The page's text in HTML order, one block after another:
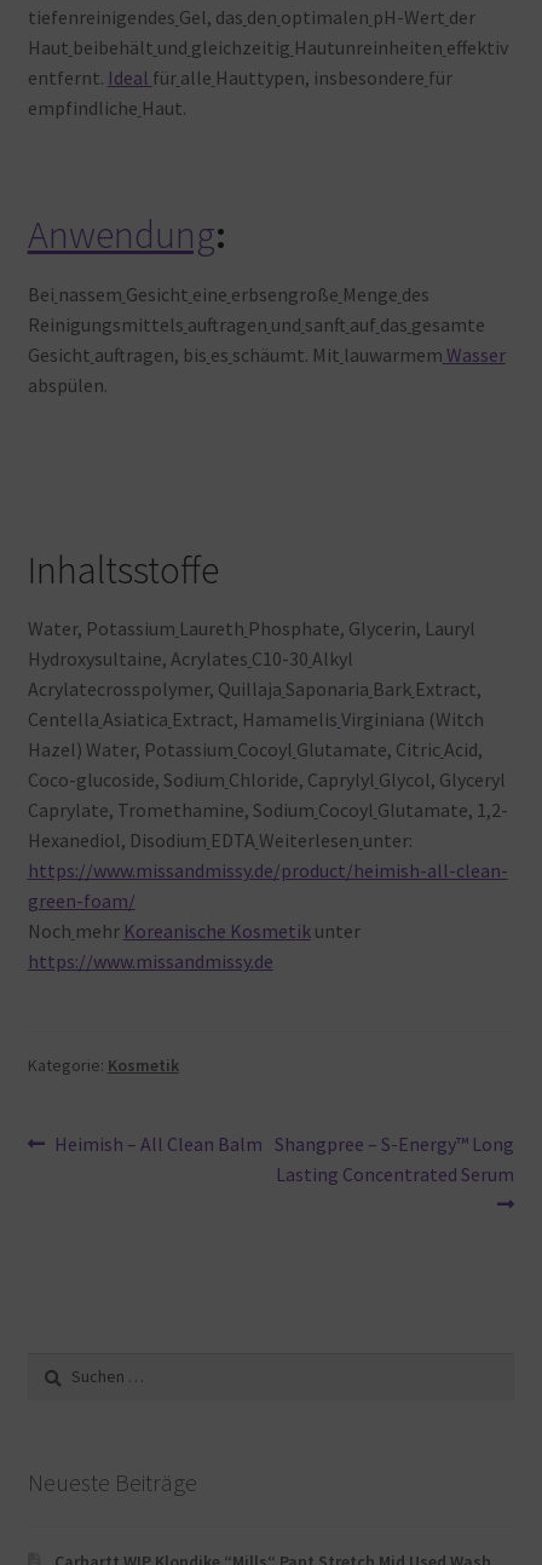
tiefenreinigendes Gel, das den optimalen pH-Wert der
Haut beibehält und gleichzeitig Hautunreinheiten effektiv
entfernt. Ideal für alle Hauttypen, insbesondere für
empfindliche Haut.
Anwendung:
Bei nassem Gesicht eine erbsengroße Menge des
Reinigungsmittels auftragen und sanft auf das gesamte
Gesicht auftragen, bis es schäumt. Mit lauwarmem Wasser
abspülen.
Inhaltsstoffe
Water, Potassium Laureth Phosphate, Glycerin, Lauryl
Hydroxysultaine, Acrylates C10-30 Alkyl
Acrylatecrosspolymer, Quillaja Saponaria Bark Extract,
Centella Asiatica Extract, Hamamelis Virginiana (Witch
Hazel) Water, Potassium Cocoyl Glutamate, Citric Acid,
Coco-glucoside, Sodium Chloride, Caprylyl Glycol, Glyceryl
Caprylate, Tromethamine, Sodium Cocoyl Glutamate, 1,2-
Hexanediol, Disodium EDTA Weiterlesen unter:
https://www.missandmissy.de/product/heimish-all-clean-
green-foam/
Noch mehr Koreanische Kosmetikunter
https://www.missandmissy.de
Kategorie: Kosmetik
Beitragsnavigation
Vorheriger
Heimish – All Clean Balm Nächster
Beitrag:
Shangpree – S-Energy™ Long
Lasting Concentrated Serum
Suche
nach:
Neueste Beiträge